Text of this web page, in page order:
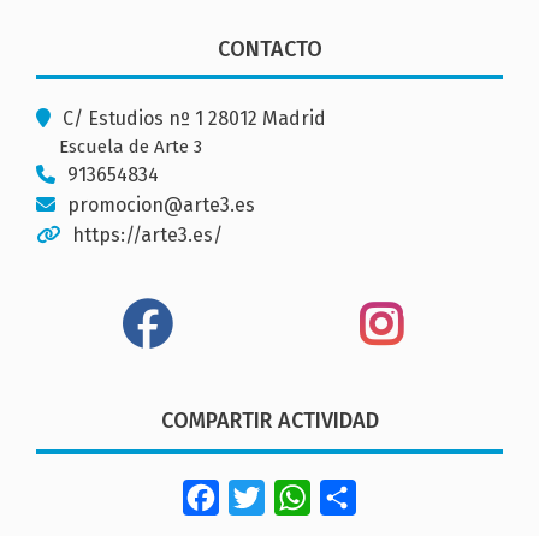
CONTACTO
C/ Estudios nº 1 28012 Madrid
Escuela de Arte 3
913654834
promocion@arte3.es
https://arte3.es/
COMPARTIR ACTIVIDAD
FacebookTwitterWhatsApp